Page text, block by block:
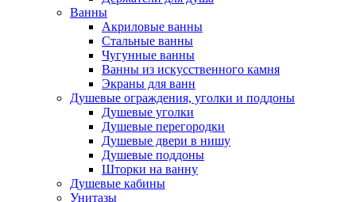
Ванны
Акриловые ванны
Стальные ванны
Чугунные ванны
Ванны из искусственного камня
Экраны для ванн
Душевые ограждения, уголки и поддоны
Душевые уголки
Душевые перегородки
Душевые двери в нишу
Душевые поддоны
Шторки на ванну
Душевые кабины
Унитазы